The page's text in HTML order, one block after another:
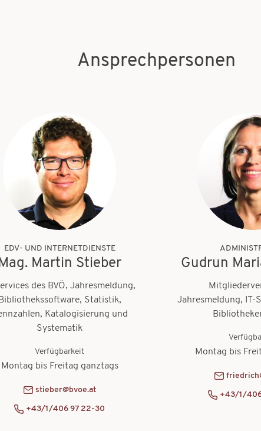
Ansprechpersonen
EDV- UND INTERNETDIENSTE
Martin Stieber
des BVÖ, Jahresmeldung,
Statistik,
Katalogisierung und
Systematik
Verfügbarkeit
Montag bis Freitag ganztags
stieber@bvoe.at
+43/1/406 97 22-30
Gudrun
Jahresmeldung, IT-
Montag bis
+43/1/